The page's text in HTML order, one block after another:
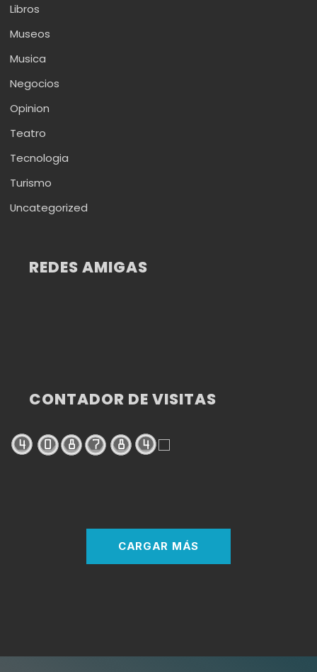
Libros
Museos
Musica
Negocios
Opinion
Teatro
Tecnologia
Turismo
Uncategorized
REDES AMIGAS
CONTADOR DE VISITAS
CARGAR MÁS